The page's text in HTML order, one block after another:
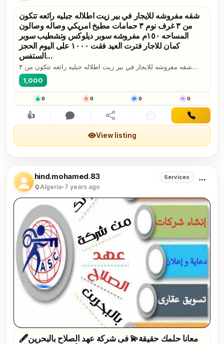
شقه مفروشه للايجار في بير زيت اطلاله جبليه رائعه تتكون
من ٣ غرف نوم ٣ حمامات مطبخ امريكي وصاله وصالون
المساحه ١٥٠م مفروشه سوبر ديلوكس وتشطيب سوبر
كمان للاجار فترت العيد فقت ١٠٠٠ على اليوم الحجز
الستفس...
شقه مفروشه للايجار في بير زيت اطلاله جبليه رائعه تتكون من ٣
غرف نوم ٣ حمامات مطبخ امريكي وصاله وصالون المساحه ١٥٠م
مفروشه سوبر ديلوكس وتشطيب سوبر كمان للاجار فترت العيد فقت
0598070796
1,000
0 0 0 0
👍Interested Comment Share Chat Contact
View listing
hind.mohamed.83
Algeria•7 years ago
Services
🖋معانا حلمك حقيقة💫 فى شركة عهد الصلاح بالبحرين